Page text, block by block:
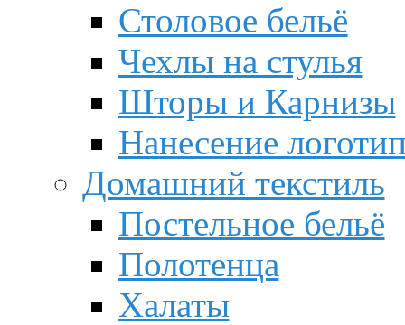
Столовое бельё
Чехлы на стулья
Шторы и Карнизы
Нанесение
Домашний текстиль
Постельное бельё
Полотенца
Халаты